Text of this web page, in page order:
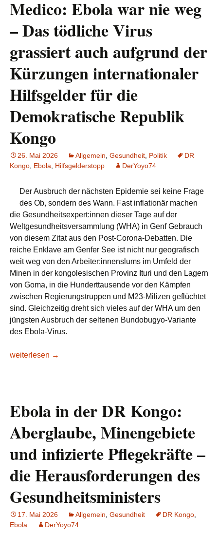
Medico: Ebola war nie weg
– Das tödliche Virus
grassiert auch aufgrund der
Kürzungen internationaler
Hilfsgelder für die
Demokratische Republik
Kongo
26. Mai 2026 Allgemein Gesundheit Politik
DR
Kongo Ebola Hilfsgelderstopp DerYoyo74
Der Ausbruch der nächsten Epidemie sei keine Frage
des Ob, sondern des Wann. Fast inflationär machen
die Gesundheitsexpert:innen dieser Tage auf der
Weltgesundheitsversammlung (WHA) in Genf Gebrauch
von diesem Zitat aus den Post-Corona-Debatten. Die
reiche Enklave am Genfer See ist nicht nur geografisch
weit weg von den Arbeiter:innenslums im Umfeld der
Minen in der kongolesischen Provinz Ituri und den Lagern
von Goma, in die Hunderttausende vor den Kämpfen
zwischen Regierungstruppen und M23-Milizen geflüchtet
sind. Gleichzeitig dreht sich vieles auf der WHA um den
jüngsten Ausbruch der seltenen Bundobugyo-Variante
des Ebola-Virus.
Medico: Ebola war nie weg – Das tödliche Virus grassiert
weiterlesen →
Ebola in der DR Kongo:
Aberglaube, Minengebiete
und infizierte Pflegekräfte –
die Herausforderungen des
Gesundheitsministers
17. Mai 2026 Allgemein Gesundheit DR Kongo
Ebola
DerYoyo74